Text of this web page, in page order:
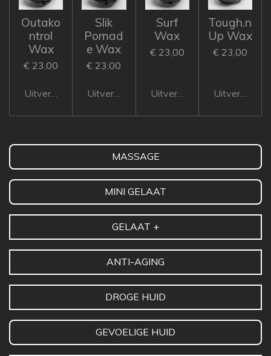
Outako
ntrol
Wax
€ 23,00
Uitverkocht
Slik
Pomad
e Wax
€ 23,00
Uitverkocht
Surf
Wax
€ 23,00
Uitverkocht
Tough.n
Up Wax
€ 23,00
Uitverkocht
MASSAGE
MINI GELAAT
GELAAT +
ANTI-AGING
DROGE HUID
GEVOELIGE HUID